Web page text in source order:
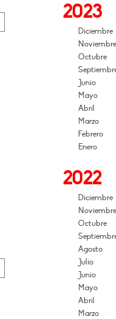
2023
Diciembre
Noviembre
Octubre
Junio
Mayo
Abril
Marzo
Febrero
Enero
2022
Diciembre
Noviembre
Octubre
Agosto
Julio
Junio
Mayo
Abril
Marzo